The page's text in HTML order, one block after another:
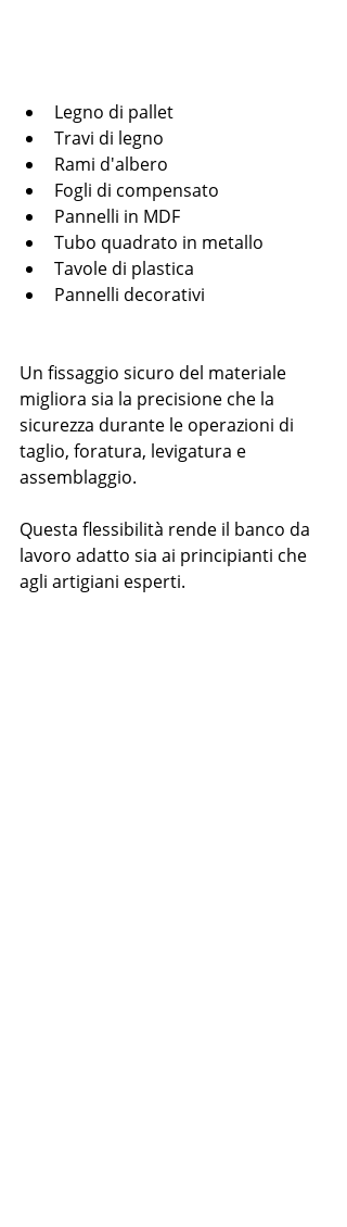
Legno di pallet
Travi di legno
Rami d'albero
Fogli di compensato
Pannelli in MDF
Tubo quadrato in metallo
Tavole di plastica
Pannelli decorativi
Un fissaggio sicuro del materiale
migliora sia la precisione che la
sicurezza durante le operazioni di
taglio, foratura, levigatura e
assemblaggio.
Questa flessibilità rende il banco da
lavoro adatto sia ai principianti che
agli artigiani esperti.